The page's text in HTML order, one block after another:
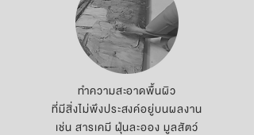
ทำความสะอาดพื้นผิว
ที่มีสิ่งไม่พึงประสงค์อยู่บนผลงาน
เช่น สารเคมี ฝุ่นละออง มูลสัตว์